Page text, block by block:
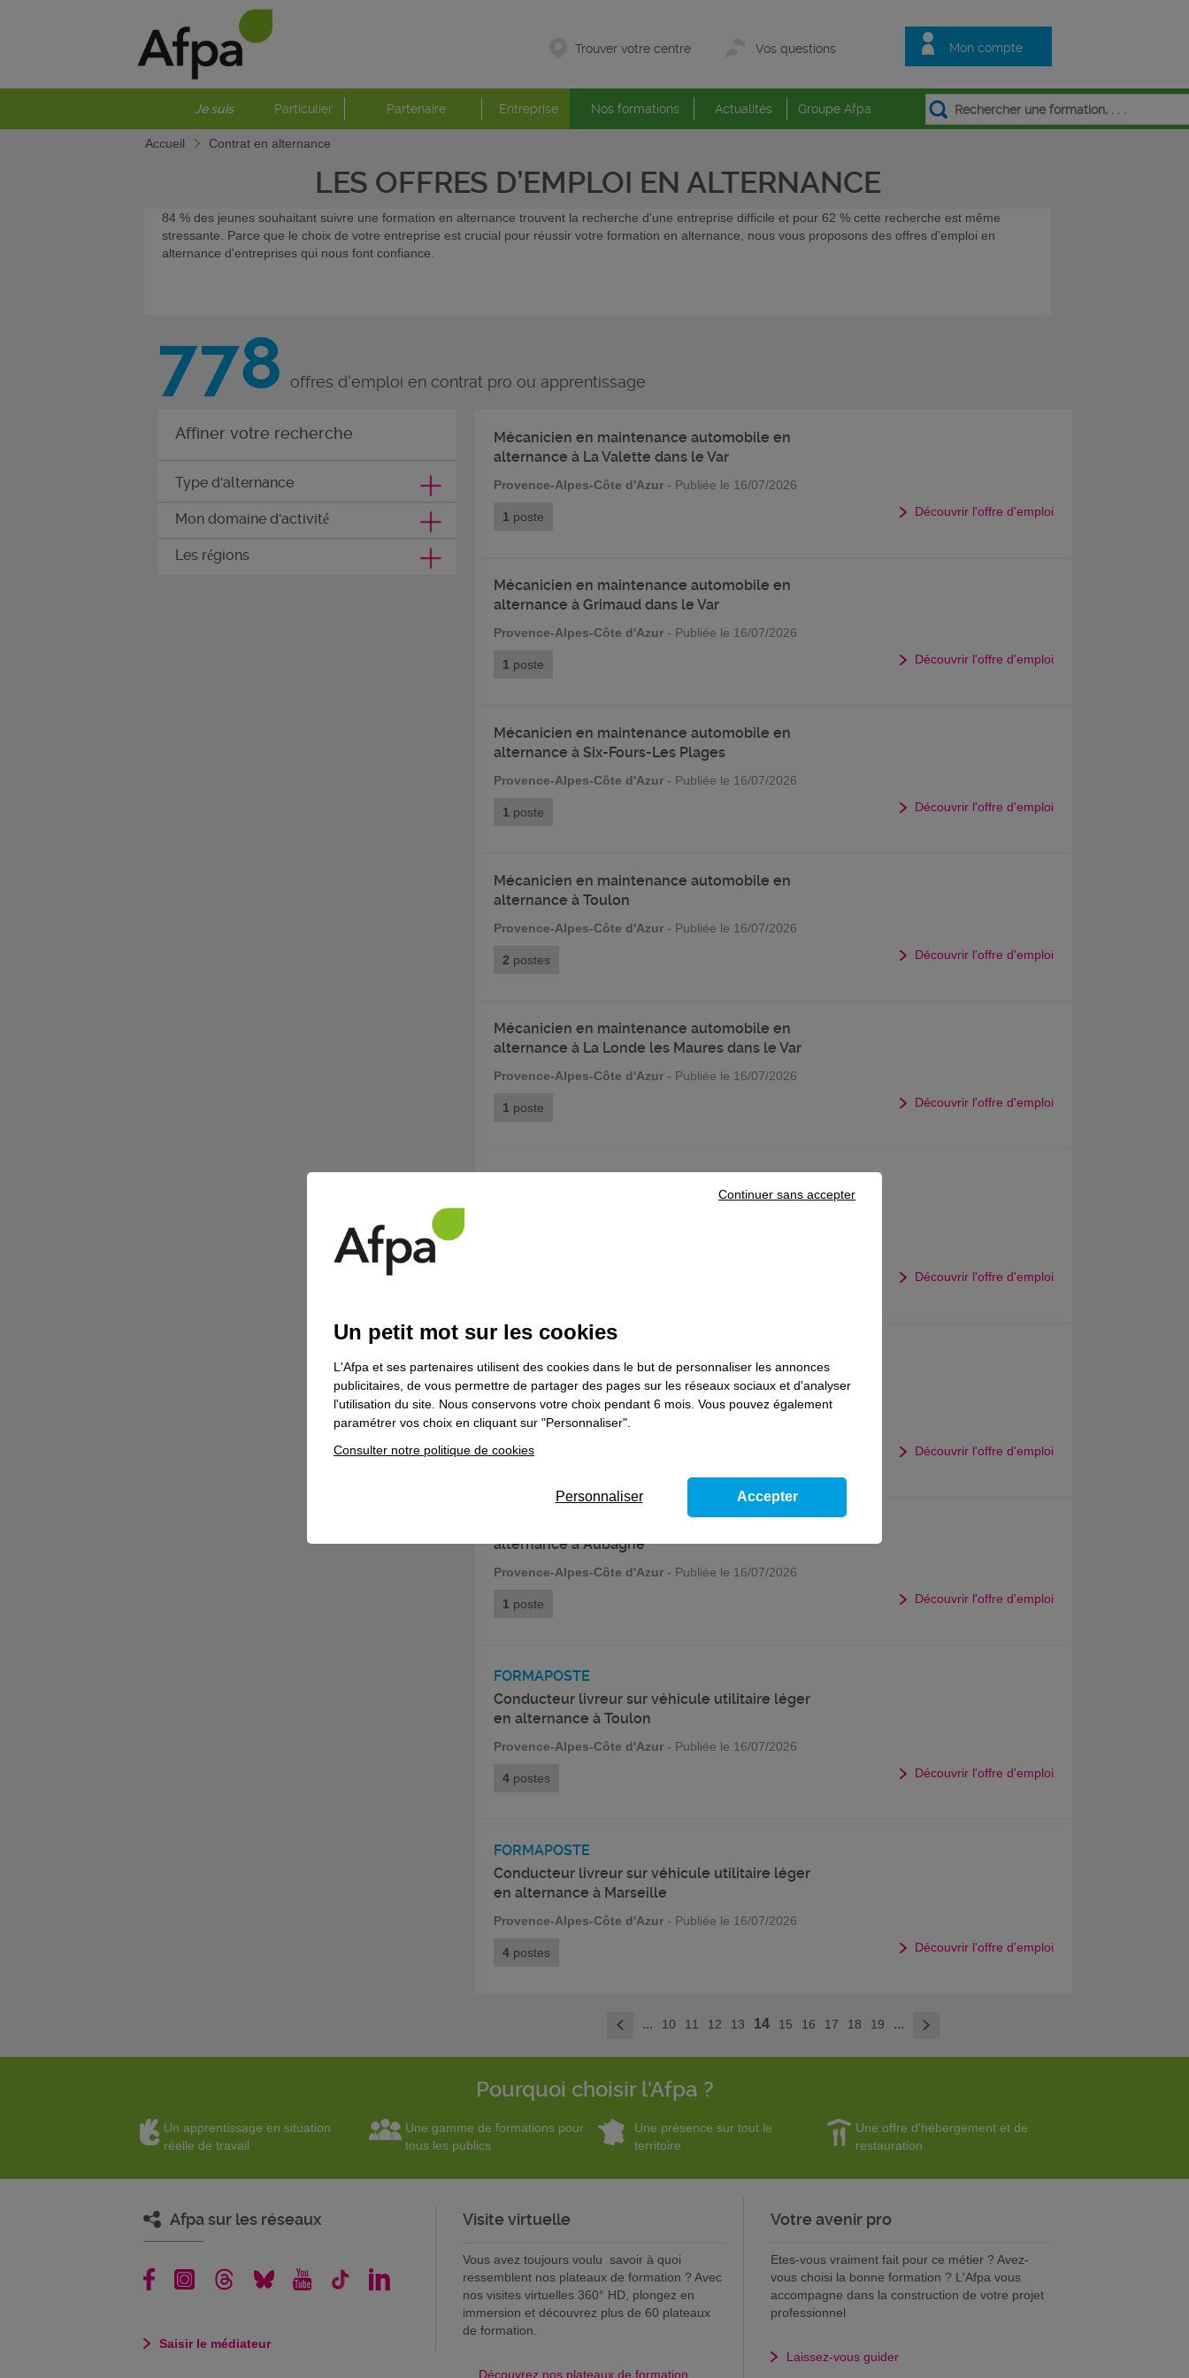
Mon compte
Trouver votre centre Vos questions
Je suis Particulier Partenaire Entreprise Nos formations Actualités Groupe Afpa
Accueil Contrat en alternance
LES OFFRES D’EMPLOI EN ALTERNANCE
84 % des jeunes souhaitant suivre une formation en alternance trouvent la recherche d'une entreprise difficile et pour 62 % cette recherche est même
stressante. Parce que le choix de votre entreprise est crucial pour réussir votre formation en alternance, nous vous proposons des offres d'emploi en
alternance d'entreprises qui nous font confiance.
778 offres d'emploi en contrat pro ou apprentissage
Affiner votre recherche
Type d'alternance
Mon domaine d'activité
Les régions
Mécanicien en maintenance automobile en
alternance à La Valette dans le Var
Provence-Alpes-Côte d'Azur- Publiée le 16/07/2026
1 poste Découvrir l'offre d'emploi
Mécanicien en maintenance automobile en
alternance à Grimaud dans le Var
Provence-Alpes-Côte d'Azur- Publiée le 16/07/2026
1 poste Découvrir l'offre d'emploi
Mécanicien en maintenance automobile en
alternance à Six-Fours-Les Plages
Provence-Alpes-Côte d'Azur- Publiée le 16/07/2026
1 poste Découvrir l'offre d'emploi
Mécanicien en maintenance automobile en
alternance à Toulon
Provence-Alpes-Côte d'Azur- Publiée le 16/07/2026
2 postes Découvrir l'offre d'emploi
Mécanicien en maintenance automobile en
alternance à La Londe les Maures dans le Var
Provence-Alpes-Côte d'Azur- Publiée le 16/07/2026
1 poste Découvrir l'offre d'emploi
Conducteur livreur sur véhicule utilitaire léger
Découvrir l'offre d'emploi
Conducteur livreur sur véhicule utilitaire léger
en alternance à Istres
Provence-Alpes-Côte d'Azur
4postes Découvrir l'offre d'emploi
alternance à Aubagne
Provence-Alpes-Côte d'Azur- Publiée le 16/07/2026
1 poste Découvrir l'offre d'emploi
FORMAPOSTE
Conducteur livreur sur véhicule utilitaire léger
en alternance à Toulon
Provence-Alpes-Côte d'Azur- Publiée le 16/07/2026
4postes Découvrir l'offre d'emploi
FORMAPOSTE
Conducteur livreur sur véhicule utilitaire léger
en alternance à Marseille
Provence-Alpes-Côte d'Azur- Publiée le 16/07/2026
4postes Découvrir l'offre d'emploi
< ... 10 11 12 13 14 15 16 17 18 19 ... >
Pourquoi choisir l'Afpa ?
Un apprentissage en situation
réelle de travail
Une gamme de formations pour
tous les publics
Une présence sur tout le
territoire
Une offre d'hébergement et de
restauration
Afpa sur les réseaux
Saisir le médiateur
Visite virtuelle
Vous avez toujours voulu savoir à quoi
ressemblent nos plateaux de formation ? Avec
nos visites virtuelles 360° HD, plongez en
immersion et découvrez plus de 60 plateaux
de formation.
Découvrez nos plateaux de formation
Votre avenir pro
Etes-vous vraiment fait pour ce métier ? Avez-
vous choisi la bonne formation ? L'Afpa vous
accompagne dans la construction de votre projet
professionnel
Laissez-vous guider
Un petit mot sur les cookies
L'Afpa et ses partenaires utilisent des cookies dans le but de personnaliser les annonces
publicitaires, de vous permettre de partager des pages sur les réseaux sociaux et d'analyser
l'utilisation du site. Nous conservons votre choix pendant 6 mois. Vous pouvez également
paramétrer vos choix en cliquant sur "Personnaliser".
Consulter notre politique de cookies
Continuer sans accepter
Personnaliser Accepter